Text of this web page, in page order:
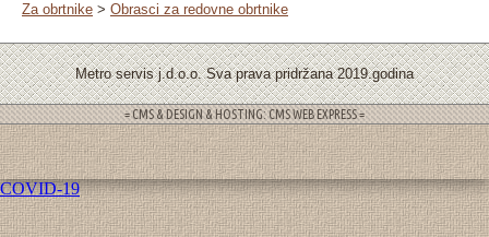
Za obrtnike > Obrasci za redovne obrtnike
Metro servis j.d.o.o. Sva prava pridržana 2019.godina
= CMS & DESIGN & HOSTING: CMS WEB EXPRESS =
COVID-19